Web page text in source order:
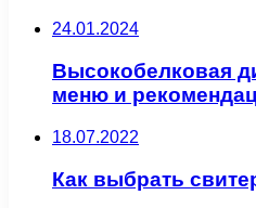
24.01.2024
Высокобелковая
меню и
18.07.2022
Как выбрать